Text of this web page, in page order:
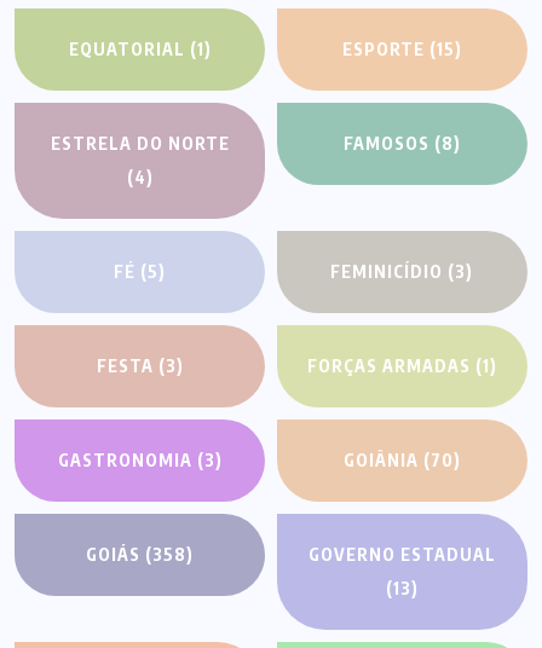
EQUATORIAL (1) ESPORTE (15)
ESTRELA DO NORTE
(4)
FAMOSOS (8)
FÉ (5) FEMINICÍDIO (3)
FESTA (3) FORÇAS ARMADAS (1)
GASTRONOMIA (3) GOIÂNIA (70)
GOIÁS (358)
GOVERNO ESTADUAL
(13)